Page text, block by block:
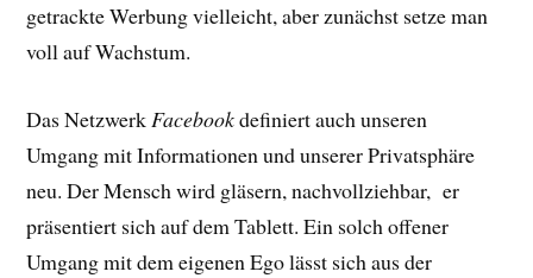
getrackte Werbung vielleicht, aber zunächst setze man
voll auf Wachstum.
Das NetzwerkFacebookdefiniert auch unseren
Umgang mit Informationen und unserer Privatsphäre
neu. Der Mensch wird gläsern, nachvollziehbar, er
präsentiert sich auf dem Tablett. Ein solch offener
Umgang mit dem eigenen Ego lässt sich aus der